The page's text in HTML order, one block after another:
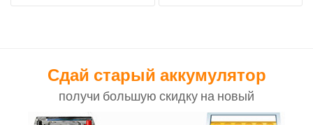
Сдай старый аккумулятор
получи большую скидку на новый